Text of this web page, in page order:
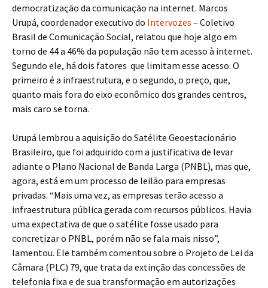
democratização da comunicação na internet. Marcos
Urupá, coordenador executivo do Intervozes – Coletivo
Brasil de Comunicação Social, relatou que hoje algo em
torno de 44 a 46% da população não tem acesso à internet.
Segundo ele, há dois fatores que limitam esse acesso. O
primeiro é a infraestrutura, e o segundo, o preço, que,
quanto mais fora do eixo econômico dos grandes centros,
mais caro se torna.
Urupá lembrou a aquisição do Satélite Geoestacionário
Brasileiro, que foi adquirido com a justificativa de levar
adiante o Plano Nacional de Banda Larga (PNBL), mas que,
agora, está em um processo de leilão para empresas
privadas. “Mais uma vez, as empresas terão acesso a
infraestrutura pública gerada com recursos públicos. Havia
uma expectativa de que o satélite fosse usado para
concretizar o PNBL, porém não se fala mais nisso”,
lamentou. Ele também comentou sobre o Projeto de Lei da
Câmara (PLC) 79, que trata da extinção das concessões de
telefonia fixa e de sua transformação em autorizações